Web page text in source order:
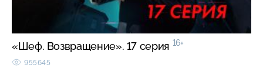
«Шеф. Возвращение». 17 серия 16+
955645